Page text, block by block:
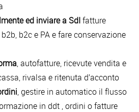
ed inviare a SdIfatture
b2c e PA e fare conservazione
, autofatture, ricevute vendita e
rivalsa e ritenuta d’acconto
, gestire in automatico il flusso
in ddt , ordini o fatture